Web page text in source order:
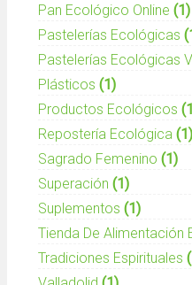
Pan Ecológico Online (1)
Pastelerías Ecológicas
Pastelerías Ecológicas
Plásticos (1)
Productos Ecológicos
Repostería Ecológica (1)
Sagrado Femenino (1)
Superación (1)
Suplementos (1)
Tienda De Alimentación
Tradiciones Espirituales